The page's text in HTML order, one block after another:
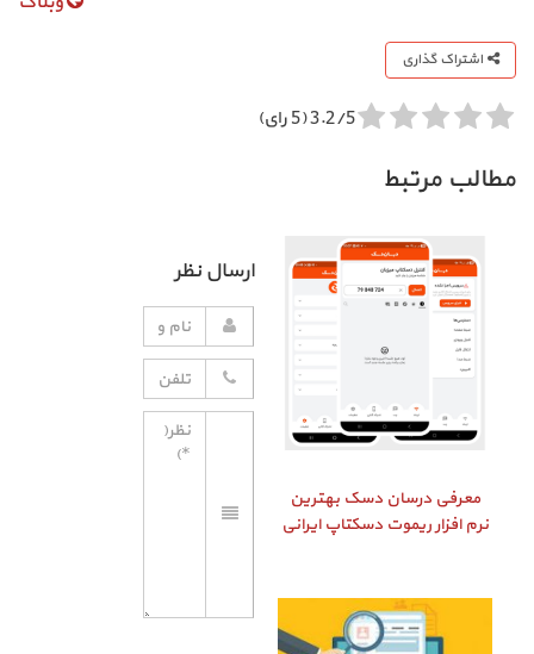
اشتراک گذاری
3.2/5 (5 رای)
مطالب مرتبط
معرفی درسان دسک بهترین
نرم افزار ریموت دسکتاپ ایرانی
ارسال نظر